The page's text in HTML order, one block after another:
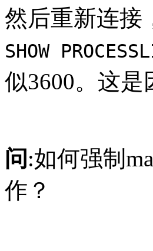
然后重新连接
SHOW
似3600。这是
问 :如何强制
作？